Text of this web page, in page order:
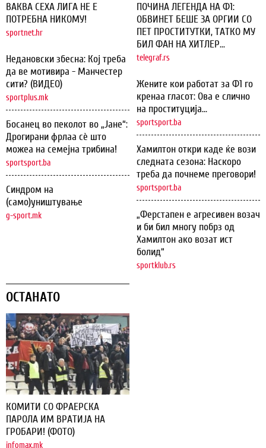
ВАКВА СЕХА ЛИГА НЕ Е
ПОТРЕБНА НИКОМУ!
sportnet.hr
Недановски збесна: Кој треба
да ве мотивира - Манчестер
сити? (ВИДЕО)
sportplus.mk
Босанец во пеколот во „Јане“:
Дрогирани фрлаа сѐ што
можеа на семејна трибина!
sportsport.ba
Синдром на
(само)уништување
g-sport.mk
ПОЧИНА ЛЕГЕНДА НА Ф1:
ОБВИНЕТ БЕШЕ ЗА ОРГИИ СО
ПЕТ ПРОСТИТУТКИ, ТАТКО МУ
БИЛ ФАН НА ХИТЛЕР...
telegraf.rs
Жените кои работат за Ф1 го
кренаа гласот: Ова е слично
на проституција...
sportsport.ba
Хамилтон откри каде ќе вози
следната сезона: Наскоро
треба да почнеме преговори!
sportsport.ba
„Ферстапен е агресивен возач
и би бил многу побрз од
Хамилтон ако возат ист
болид“
sportklub.rs
ОСТАНАТО
КОМИТИ СО ФРАЕРСКА
ПАРОЛА ИМ ВРАТИЈА НА
ГРОБАРИ! (ФОТО)
infomax.mk